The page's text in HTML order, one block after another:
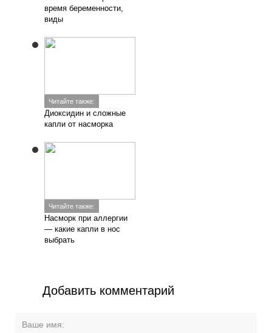
время беременности,
виды
Читайте также:
Диоксидин и сложные
капли от насморка
Читайте также:
Насморк при аллергии
— какие капли в нос
выбрать
Добавить комментарий